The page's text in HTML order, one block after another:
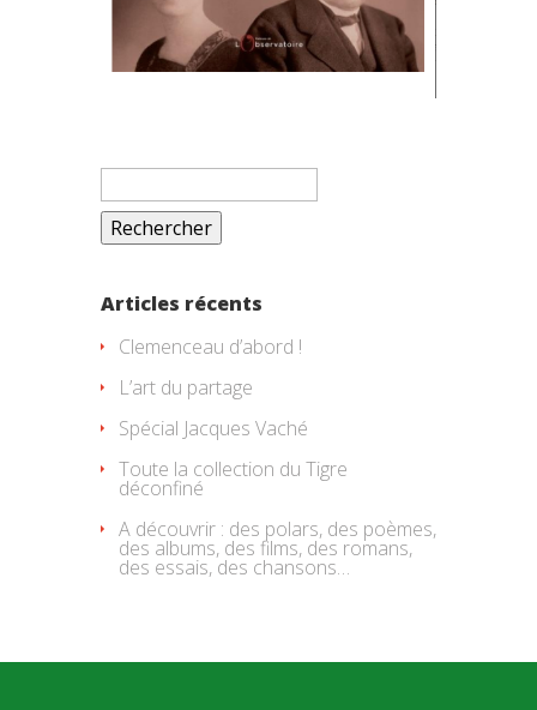
Rechercher :
Articles récents
Clemenceau d’abord !
L’art du partage
Spécial Jacques Vaché
Toute la collection du Tigre
déconfiné
A découvrir : des polars, des poèmes,
des albums, des films, des romans,
des essais, des chansons…